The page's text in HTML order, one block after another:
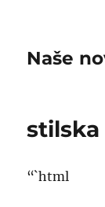
Naše
stilska
“`html